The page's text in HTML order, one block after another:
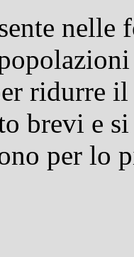
nelle
ridurre
brevi e
per lo